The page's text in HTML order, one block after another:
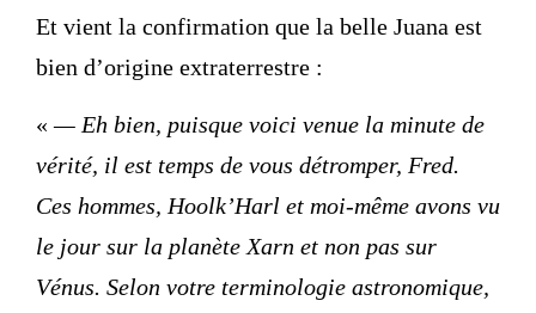
Et vient la confirmation que la belle Juana est
bien d’origine extraterrestre :
«— Eh bien, puisque voici venue la minute de
vérité, il est temps de vous détromper, Fred.
Ces hommes, Hoolk’Harl et moi-même avons vu
le jour sur la planète Xarn et non pas sur
Vénus. Selon votre terminologie astronomique,